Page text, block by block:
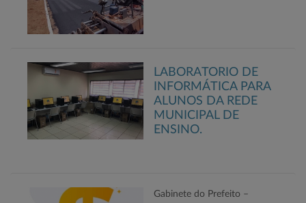
LABORATORIO DE
INFORMÁTICA PARA
ALUNOS DA REDE
MUNICIPAL DE
ENSINO.
Gabinete do Prefeito –